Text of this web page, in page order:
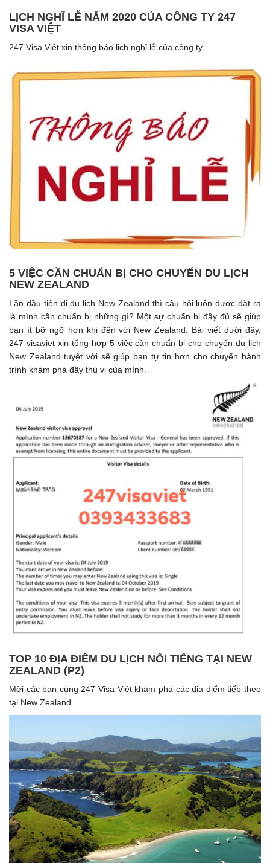
LỊCH NGHĨ LỄ NĂM 2020 CỦA CÔNG TY 247
VISA VIỆT
247 Visa Việt xin thông báo lịch nghỉ lễ của công ty.
5 VIỆC CẦN CHUẨN BỊ CHO CHUYỂN DU LỊCH
NEW ZEALAND
Lần đầu tiên đi du lịch New Zealand thì câu hỏi luôn được đặt ra
là mình cần chuẩn bị những gì? Một sự chuẩn bị đầy đủ sẽ giúp
bạn ít bỡ ngỡ hơn khi đến với New Zealand. Bài viết dưới đây,
247 visaviet xin tổng hợp 5 việc cần chuẩn bị cho chuyến du lịch
New Zealand tuyệt vời sẽ giúp bạn tự tin hơn cho chuyến hành
trình khám phá đầy thú vị của mình.
TOP 10 ĐỊA ĐIỂM DU LỊCH NỔI TIẾNG TẠI NEW
ZEALAND (P2)
Mời các bạn cùng 247 Visa Việt khám phá các địa điểm tiếp theo
tại New Zealand.